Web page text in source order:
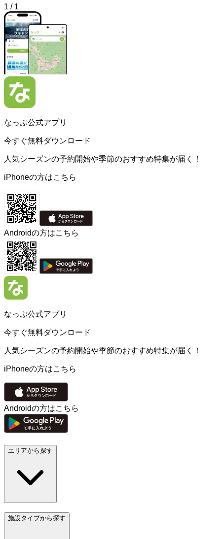
1 / 1
なっぷ公式アプリ
今すぐ無料ダウンロード
人気シーズンの予約開始や季節のおすすめ特集が届く！
iPhoneの方はこちら
Androidの方はこちら
なっぷ公式アプリ
今すぐ無料ダウンロード
人気シーズンの予約開始や季節のおすすめ特集が届く！
iPhoneの方はこちら
Androidの方はこちら
エリアから探す
施設タイプから探す